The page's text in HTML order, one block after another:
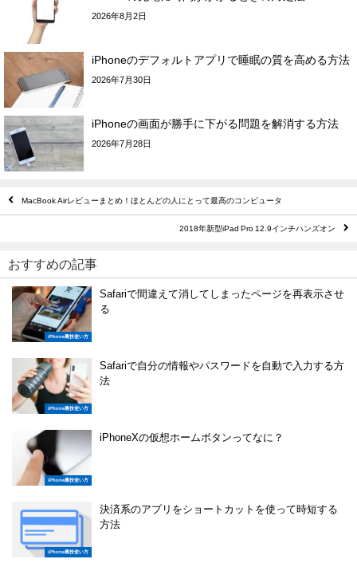
2026年8月2日
iPhoneのデフォルトアプリで睡眠の質を高める方法
2026年7月30日
iPhoneの画面が勝手に下がる問題を解消する方法
2026年7月28日
MacBook Airレビューまとめ！ほとんどの人にとって最高のコンピュータ
2018年新型iPad Pro 12.9インチハンズオン
おすすめの記事
iPhone裏技使い方
Safariで間違えて消してしまったページを再表示させ
る
iPhone裏技使い方
Safariで自分の情報やパスワードを自動で入力する方
法
iPhone裏技使い方
iPhoneXの仮想ホームボタンってなに？
iPhone裏技使い方
決済系のアプリをショートカットを使って時短する
方法